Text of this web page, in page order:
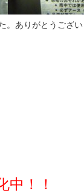
ありがとうござい
中！！